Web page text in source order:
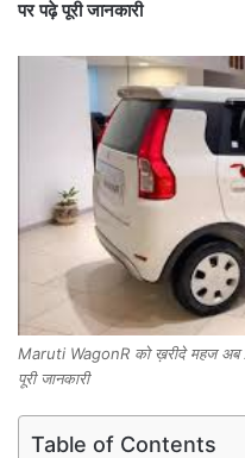
पर पढ़े पूरी जानकारी
Maruti WagonR को ख़रीदे महज अब
पूरी जानकारी
Table of Contents